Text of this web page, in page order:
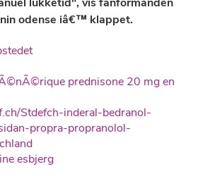
odense iâ€™ klappet.
prednisone 20 mg en
Stdefch-inderal-bedranol-
propra-propranolol-
esbjerg